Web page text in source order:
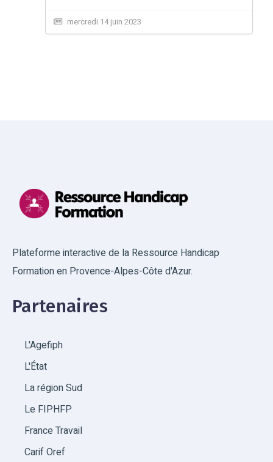
mercredi 14 juin 2023
Plateforme interactive de la Ressource Handicap
Formation en Provence-Alpes-Côte d'Azur.
Partenaires
L'Agefiph
L'État
La région Sud
Le FIPHFP
France Travail
Carif Oref